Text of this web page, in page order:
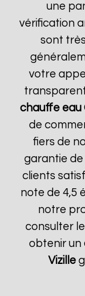
une
vérification
sont
votre
chauffe eau
de
fiers de
garantie de
clients
note de 4,5
notre
consulter
obtenir un
Vizille